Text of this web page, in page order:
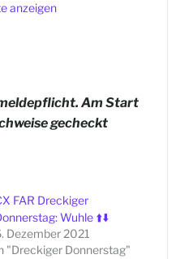
anzeigen
pflicht. Am Start
gecheckt
FAR Dreckiger
Wuhle ⬆️⬇️
Dezember 2021
"Dreckiger Donnerstag"